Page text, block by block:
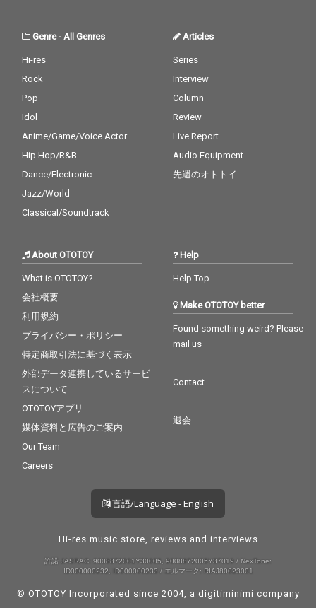
Genre-All Genres
Hi-res
Rock
Pop
Idol
Anime/Game/Voice Actor
Hip Hop/R&B
Dance/Electronic
Jazz/World
Classical/Soundtrack
Articles
Series
Interview
Column
Review
Live Report
Audio Equipment
先週のオトトイ
About OTOTOY
What is OTOTOY?
会社概要
利用規約
プライバシー・ポリシー
特定商取引法に基づく表示
外部データ連携しているサービ
スについて
OTOTOYアプリ
媒体資料と広告のご案内
Our Team
Careers
Help
Help Top
Make OTOTOY better
Found something weird? Please
mail us
Contact
退会
言語/Language - English
Hi-res music store, reviews and interviews
許諾 JASRAC: 9008872001Y30005, 9008872005Y37019 / NexTone:
ID000000232, ID000000233 / エルマーク: RIAJ80023001
© OTOTOY Incorporated since 2004, a digitiminimi company